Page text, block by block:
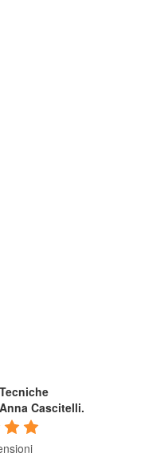
Cascitelli.